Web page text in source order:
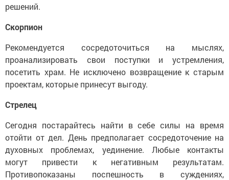
решений.
Скорпион
Рекомендуется сосредоточиться на мыслях,
проанализировать свои поступки и устремления,
посетить храм. Не исключено возвращение к старым
проектам, которые принесут выгоду.
Стрелец
Сегодня постарайтесь найти в себе силы на время
отойти от дел. День предполагает сосредоточение на
духовных проблемах, уединение. Любые контакты
могут привести к негативным результатам.
Противопоказаны поспешность в суждениях,